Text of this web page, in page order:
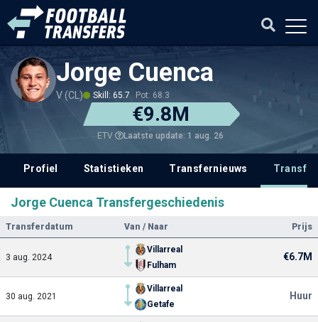
Jorge Cuenca
V (CL) Skill: 65.7 Pot: 68.3
€9.8M
ETV Laatste update: 1 aug. 26
Profiel Statistieken Transfernieuws
Jorge Cuenca Transfergeschiedenis
Transferdatum Van / Naar Prijs
3 aug. 2024
Villarreal
Fulham
€6.7M
30 aug. 2021
Villarreal
Getafe
Huur